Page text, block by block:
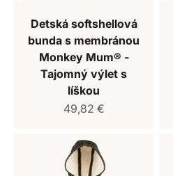
Detská softshellová
bunda s membránou
Monkey Mum® -
Tajomný výlet s
líškou
Predajná cena
49,82 €